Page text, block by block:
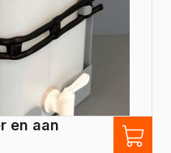
en aan